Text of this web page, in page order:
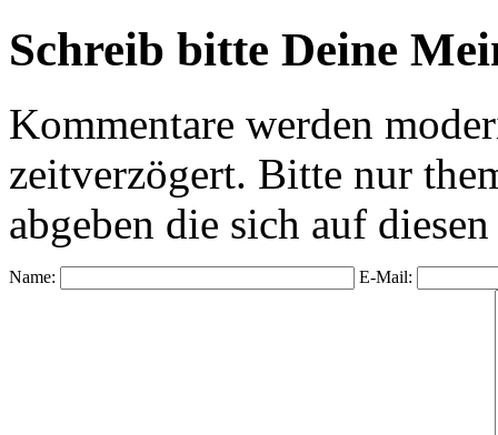
Schreib bitte Deine
Kommentare werden
zeitverzögert. Bitte nur
abgeben die sich auf
Name: E-Mail: